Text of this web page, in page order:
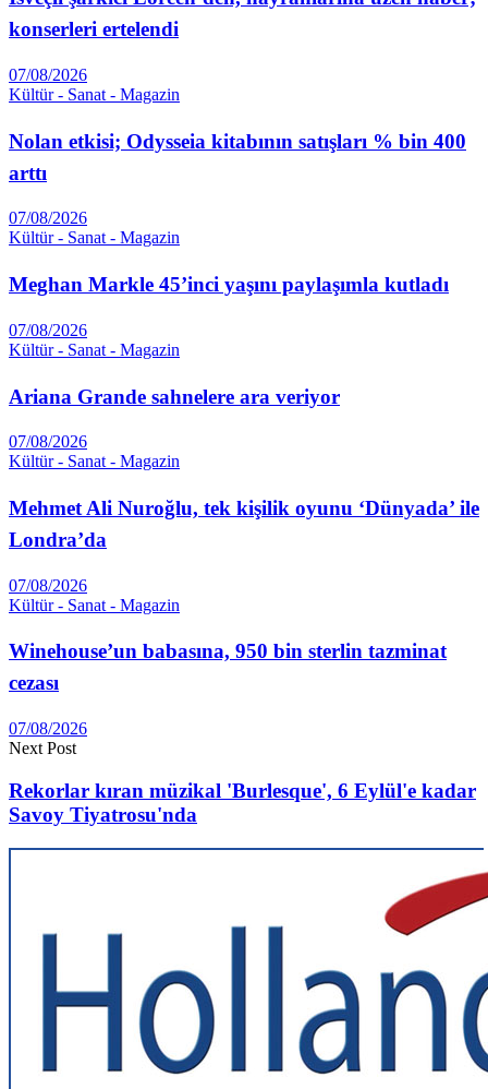
konserleri ertelendi
07/08/2026
Kültür - Sanat - Magazin
Nolan etkisi; Odysseia kitabının satışları % bin 400
arttı
07/08/2026
Kültür - Sanat - Magazin
Meghan Markle 45’inci yaşını paylaşımla kutladı
07/08/2026
Kültür - Sanat - Magazin
Ariana Grande sahnelere ara veriyor
07/08/2026
Kültür - Sanat - Magazin
Mehmet Ali Nuroğlu, tek kişilik oyunu ‘Dünyada’ ile
Londra’da
07/08/2026
Kültür - Sanat - Magazin
Winehouse’un babasına, 950 bin sterlin tazminat
cezası
07/08/2026
Next Post
Rekorlar kıran müzikal 'Burlesque', 6 Eylül'e kadar
Savoy Tiyatrosu'nda